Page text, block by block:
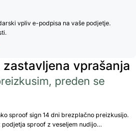
vpliv e-podpisa na vaše podjetje.
vprašanja
preden se
sproof sign 14 dni brezplačno preizkusijo.
podjetja sproof z veseljem nudijo…